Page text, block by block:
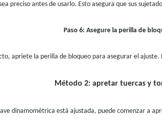
preciso antes de usarlo. Esto asegura que sus
Paso 6: Asegure la perilla de
apriete la perilla de bloqueo para asegurar el
Método 2: apretar tuercas y
dinamométrica está ajustada, puede comenzar a